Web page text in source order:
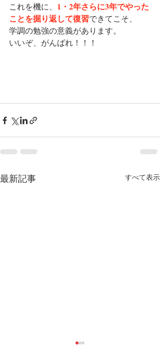
これを機に、 1・2年さらに3年でやった
ことを掘り返して復習できてこそ、
学調の勉強の意義があります。
いいぞ、がんばれ！！！
最新記事 すべて表示